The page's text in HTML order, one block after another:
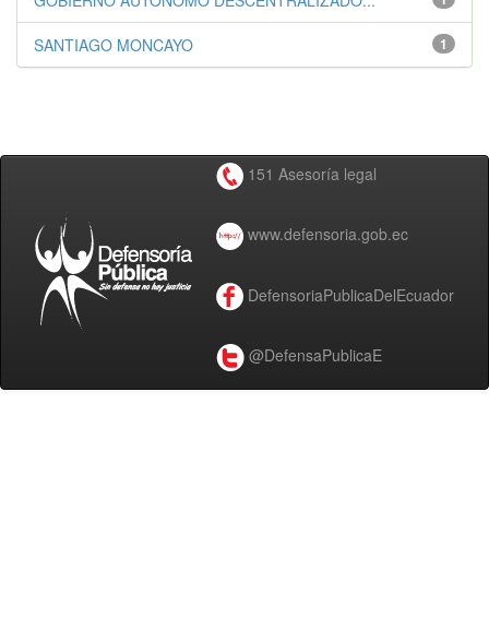
1
SANTIAGO MONCAYO
151 Asesoría legal
www.defensoria.gob.ec
DefensoriaPublicaDelEcuador
@DefensaPublicaE